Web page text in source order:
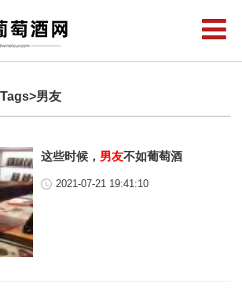
男友
这些时候， 男友不如葡萄酒
2021-07-21 19:41:10